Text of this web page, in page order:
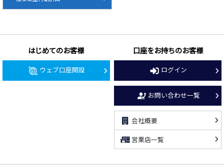
はじめてのお客様
ウェブ口座開設
口座をお持ちのお客様
ログイン
お問い合わせ一覧
会社概要
営業店一覧